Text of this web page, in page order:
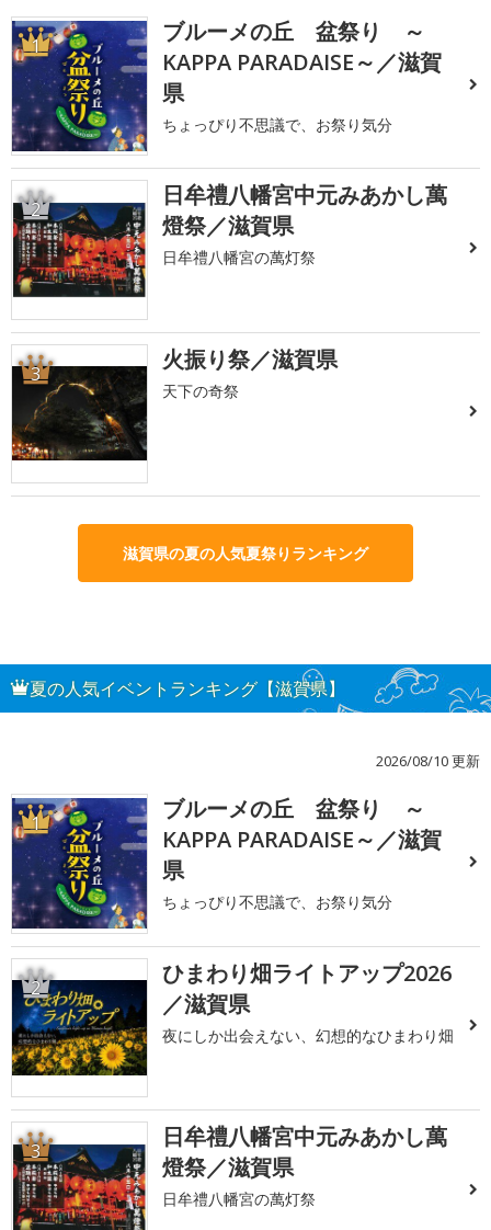
1
ブルーメの丘 盆祭り ～
KAPPA PARADAISE～／滋賀
県
ちょっぴり不思議で、お祭り気分
2
日牟禮八幡宮中元みあかし萬
燈祭／滋賀県
日牟禮八幡宮の萬灯祭
3 火振り祭／滋賀県
天下の奇祭
滋賀県の夏の人気夏祭りランキング
夏の人気イベントランキング【滋賀県】
2026/08/10 更新
1
ブルーメの丘 盆祭り ～
KAPPA PARADAISE～／滋賀
県
ちょっぴり不思議で、お祭り気分
2
ひまわり畑ライトアップ2026
／滋賀県
夜にしか出会えない、幻想的なひまわり畑
3
日牟禮八幡宮中元みあかし萬
燈祭／滋賀県
日牟禮八幡宮の萬灯祭